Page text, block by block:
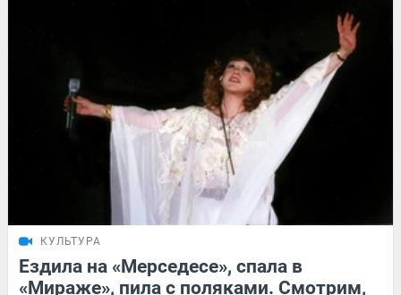
КУЛЬТУРА
Ездила на «Мерседесе», спала в
«Мираже», пила с поляками. Смотрим,